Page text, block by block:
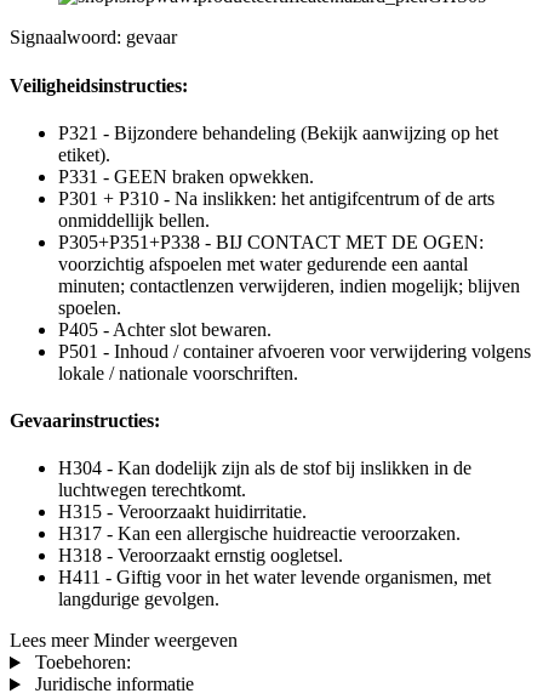
Signaalwoord: gevaar
Veiligheidsinstructies:
P321 - Bijzondere behandeling (Bekijk aanwijzing op het
etiket).
P331 - GEEN braken opwekken.
P301 + P310 - Na inslikken: het antigifcentrum of de arts
onmiddellijk bellen.
P305+P351+P338 - BIJ CONTACT MET DE OGEN:
voorzichtig afspoelen met water gedurende een aantal
minuten; contactlenzen verwijderen, indien mogelijk; blijven
spoelen.
P405 - Achter slot bewaren.
P501 - Inhoud / container afvoeren voor verwijdering volgens
lokale / nationale voorschriften.
Gevaarinstructies:
H304 - Kan dodelijk zijn als de stof bij inslikken in de
luchtwegen terechtkomt.
H315 - Veroorzaakt huidirritatie.
H317 - Kan een allergische huidreactie veroorzaken.
H318 - Veroorzaakt ernstig oogletsel.
H411 - Giftig voor in het water levende organismen, met
langdurige gevolgen.
Lees meer Minder weergeven
Toebehoren:
Juridische informatie